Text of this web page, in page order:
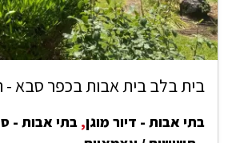
בית בלב בית אבות בכפר סבא -
בתי אבות - דיור מוגן, בתי אבות -